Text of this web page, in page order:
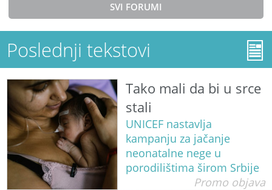
SVI FORUMI
Poslednji tekstovi
Tako mali da bi u srce
stali
UNICEF nastavlja
kampanju za jačanje
neonatalne nege u
porodilištima širom Srbije
Promo objava